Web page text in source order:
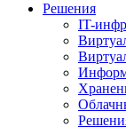
Решения
IT-